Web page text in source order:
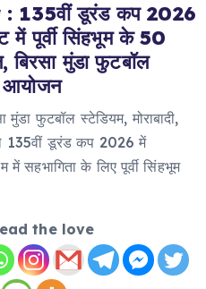
डूरंड कप 2026
में पूर्वी सिंहभूम के 50
बिरसा मुंडा फुटबॉल
आयोजन
फुटबॉल स्टेडियम, मोराबादी,
135वीं डूरंड कप 2026 में
में सहभागिता के लिए पूर्वी सिंहभूम
the love